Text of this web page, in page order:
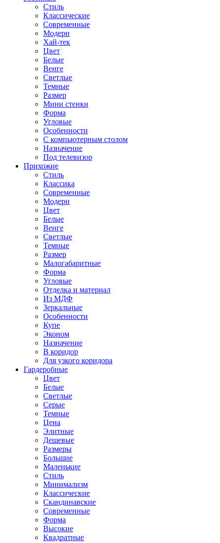
Стиль
Классические
Современные
Модерн
Хай-тек
Цвет
Белые
Венге
Светлые
Темные
Размер
Мини стенки
Форма
Угловые
Особенности
С компьютерным столом
Назначение
Под телевизор
Прихожие
Стиль
Классика
Современные
Модерн
Цвет
Белые
Венге
Светлые
Темные
Размер
Малогабаритные
Форма
Угловые
Отделка и материал
Из МДФ
Зеркальные
Особенности
Купе
Эконом
Назначение
В коридор
Для узкого коридора
Гардеробные
Цвет
Белые
Светлые
Серые
Темные
Цена
Элитные
Дешевые
Размеры
Большие
Маленькие
Стиль
Минимализм
Классические
Скандинавские
Современные
Форма
Высокие
Квадратные